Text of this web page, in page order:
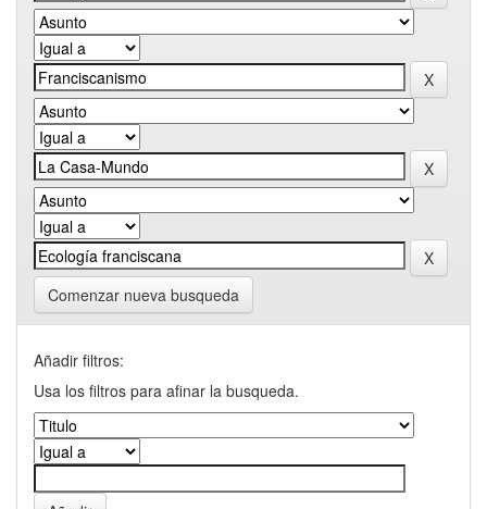
Comenzar nueva busqueda
Añadir filtros:
Usa los filtros para afinar la busqueda.